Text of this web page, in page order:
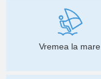
Vremea la mare